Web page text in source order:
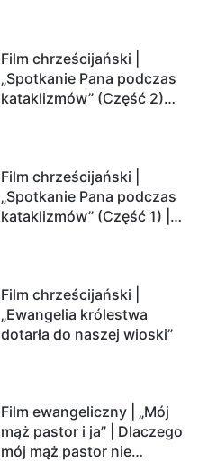
Film chrześcijański |
„Spotkanie Pana podczas
kataklizmów” (Część 2)
Ludzkość weszła w
odliczanie. Czy znalazłeś
już drogę ocalenia?
Film chrześcijański |
„Spotkanie Pana podczas
kataklizmów” (Część 1) |
Film chrześcijański |
„Ewangelia królestwa
dotarła do naszej wioski”
Film ewangeliczny | „Mój
mąż pastor i ja” | Dlaczego
mój mąż pastor nie